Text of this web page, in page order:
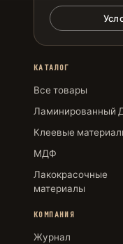
КАТАЛОГ
Все товары
Ламинированный
Клеевые
МДФ
Лакокрасочные
материалы
КОМПАНИЯ
Журнал